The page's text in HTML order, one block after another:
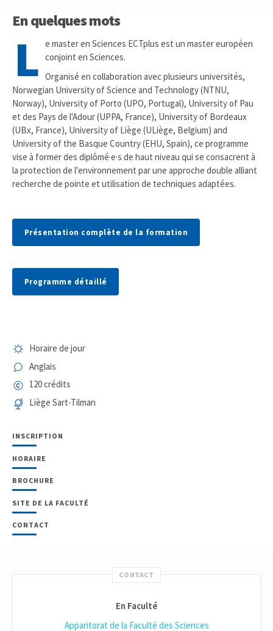
En quelques mots
L e master en Sciences ECTplus est un master européen
conjoint en Sciences.
Organisé en collaboration avec plusieurs universités,
Norwegian University of Science and Technology (NTNU,
Norway), University of Porto (UPO, Portugal), University of Pau
et des Pays de l'Adour (UPPA, France), University of Bordeaux
(UBx, France), University of Liège (ULiège, Belgium) and
University of the Basque Country (EHU, Spain), ce programme
vise à former des diplômé·e·s de haut niveau qui se consacrent à
la protection de l'environnement par une approche double alliant
recherche de pointe et utilisation de techniques adaptées.
Présentation complète de la formation
Programme détaillé
Horaire de jour
Anglais
120 crédits
Liège Sart-Tilman
INSCRIPTION
HORAIRE
BROCHURE
SITE DE LA FACULTÉ
CONTACT
CONTACT
En Faculté
Apparitorat de la Faculté des Sciences